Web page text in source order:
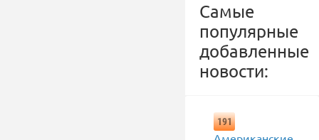
Самые
популярные
добавленные
новости:
191